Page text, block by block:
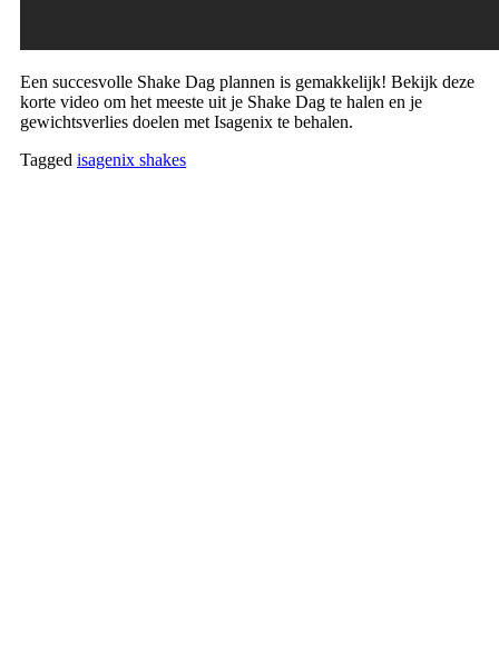
Een succesvolle Shake Dag plannen is gemakkelijk! Bekijk deze
korte video om het meeste uit je Shake Dag te halen en je
gewichtsverlies doelen met Isagenix te behalen.
Tagged isagenix shakes